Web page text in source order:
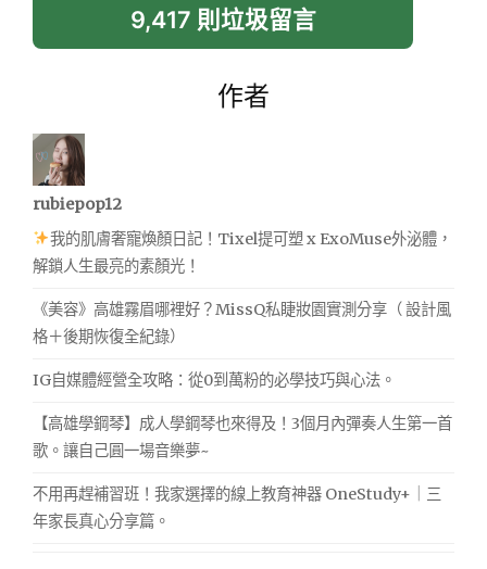
9,417 則垃圾留言
作者
rubiepop12
我的肌膚奢寵煥顏日記！Tixel提可塑 x ExoMuse外泌體，
解鎖人生最亮的素顏光！
《美容》高雄霧眉哪裡好？MissQ私睫妝園實測分享（ 設計風
格＋後期恢復全紀錄）
IG自媒體經營全攻略：從0到萬粉的必學技巧與心法。
【高雄學鋼琴】成人學鋼琴也來得及！3個月內彈奏人生第一首
歌。讓自己圓一場音樂夢~
不用再趕補習班！我家選擇的線上教育神器 OneStudy+｜三
年家長真心分享篇。